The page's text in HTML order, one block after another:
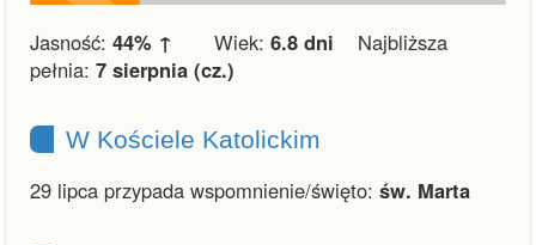
Jasność: 44% ↑ Wiek: 6.8 dni Najbliższa
pełnia: 7 sierpnia (cz.)
W Kościele Katolickim
29 lipca przypada wspomnienie/święto: św. Marta